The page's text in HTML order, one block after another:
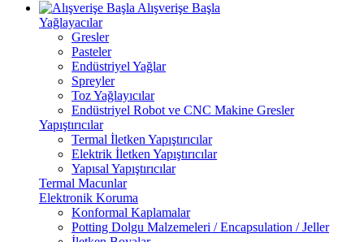
Alışverişe Başla
Yağlayacılar
Gresler
Pasteler
Endüstriyel Yağlar
Spreyler
Toz Yağlayıcılar
Endüstriyel Robot ve CNC Makine Gresler
Yapıştırıcılar
Termal İletken Yapıştırıcılar
Elektrik İletken Yapıştırıcılar
Yapısal Yapıştırıcılar
Termal Macunlar
Elektronik Koruma
Konformal Kaplamalar
Potting Dolgu Malzemeleri / Encapsulation / Jeller